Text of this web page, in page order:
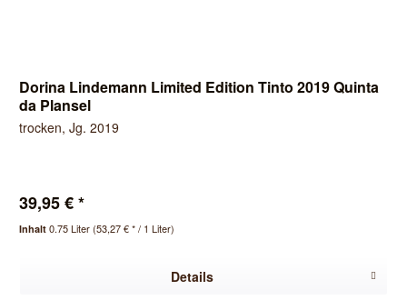
Dorina Lindemann Limited Edition Tinto 2019 Quinta
da Plansel
trocken, Jg. 2019
39,95 € *
Inhalt0.75 Liter(53,27 € * / 1 Liter)
Details